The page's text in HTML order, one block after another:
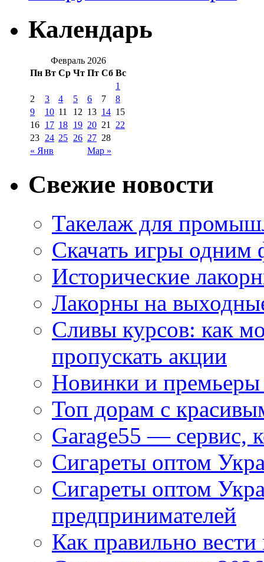
Календарь
Февраль 2026
Пн Вт Ср Чт Пт Сб Вс
« Янв Мар »
1
2
3 4 5 6 7
8
9
10 11 12 13 14 15
16 17 18 19 20 21
22
23 24 25 26 27 28
Свежие новости
Такелаж для
Скачать игры одним
Исторические
Лакорны на
Сливы курсов: как
пропускать акции
Новинки и
Топ дорам с
Garage55 — сервис,
Сигареты оптом
Сигареты оптом
предпринимателей
Как правильно